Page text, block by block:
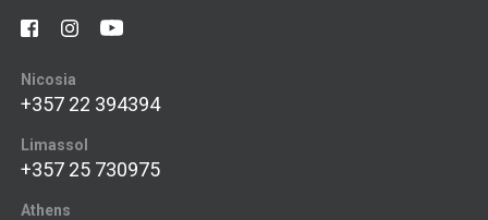
Nicosia
+357 22 394394
Limassol
+357 25 730975
Athens